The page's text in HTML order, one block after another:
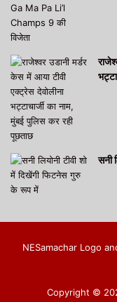
सनी
NESamachar Logo
Copyright ©